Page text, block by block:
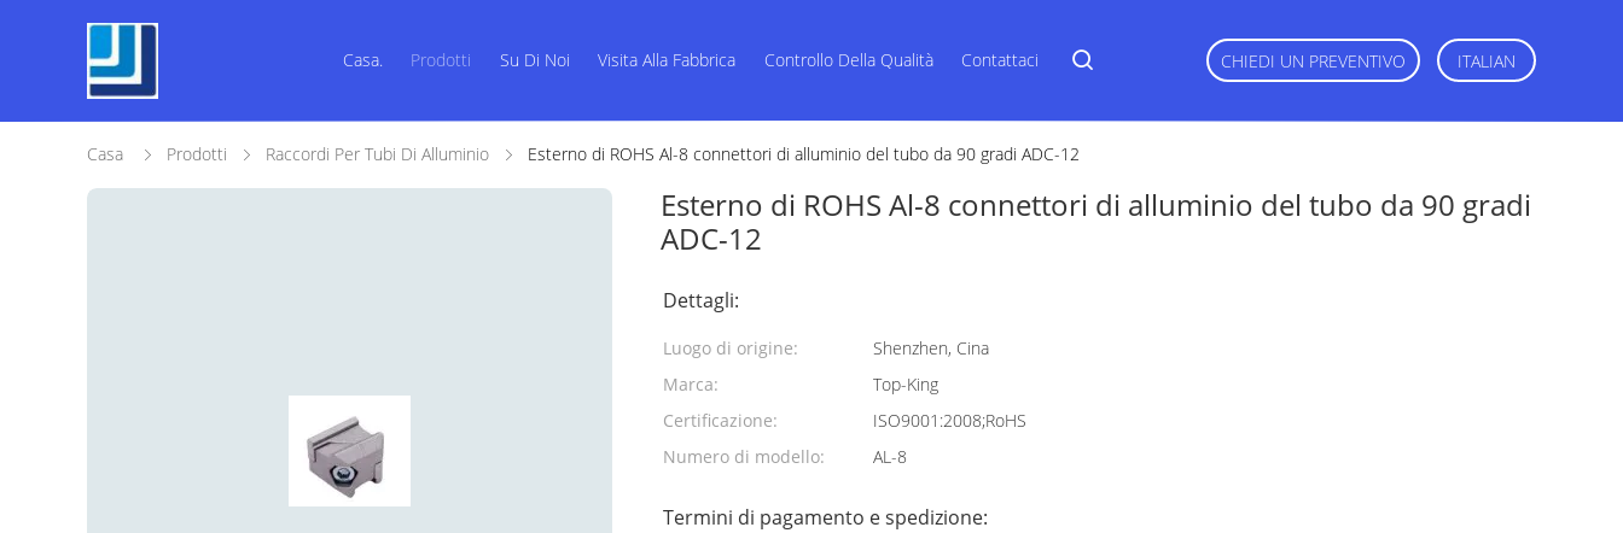
Casa. Prodotti Su Di Noi Visita Alla Fabbrica Controllo Della Qualità Contattaci CHIEDI UN PREVENTIVO ITALIAN
Casa Prodotti Raccordi Per Tubi Di Alluminio Esterno di ROHS Al-8 connettori di alluminio del tubo da 90 gradi ADC-12
Esterno di ROHS Al-8 connettori di alluminio del tubo da 90 gradi
ADC-12
Dettagli:
Luogo di origine:
Shenzhen, Cina
Marca:
Top-King
Certificazione:
ISO9001:2008;RoHS
Numero di modello:
AL-8
Termini di pagamento e spedizione: